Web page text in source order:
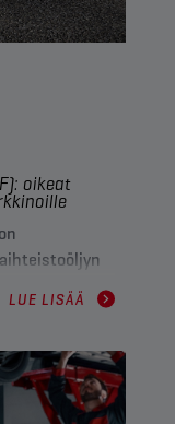
0W20
oikeat
LUE LISÄÄ